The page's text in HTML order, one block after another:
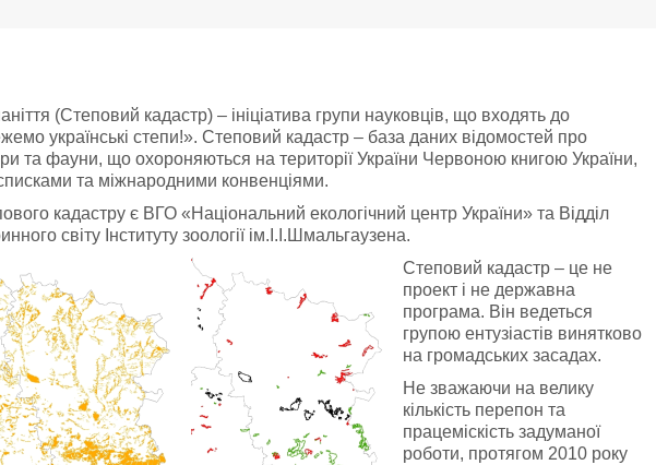
(Степовий кадастр) – ініціатива групи науковців, що входять до
українські степи!». Степовий кадастр – база даних відомостей про
та фауни, що охороняються на території України Червоною книгою України,
та міжнародними конвенціями.
кадастру є ВГО «Національний екологічний центр України» та Відділ
світу Інституту зоології ім.І.І.Шмальгаузена.
Степовий кадастр – це не
проект і не державна
програма. Він ведеться
групою ентузіастів винятково
на громадських засадах.
Не зважаючи на велику
кількість перепон та
працеміскість задуманої
роботи, протягом 2010 року